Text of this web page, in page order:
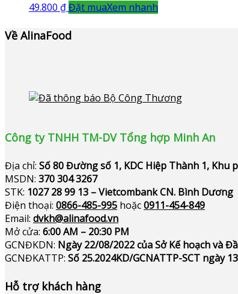
49.800 ₫Đặt muaXem nhanh
Về AlinaFood
Công ty TNHH TM-DV Tổng hợp Minh An
Địa chỉ: Số 80 Đường số 1, KDC Hiệp Thành 1,
MSDN: 370 304 3267
STK: 1027 28 99 13 – Vietcombank CN. Bình Dương
Điện thoại: 0866-485-995 hoặc0911-454-849
Email: dvkh@alinafood.vn
Mở cửa: 6:00 AM – 20:30 PM
GCNĐKDN: Ngày 22/08/2022 của Sở Kế hoạch và
GCNĐKATTP: Số 25.2024KD/GCNATTP-SCT ngày
Hỗ trợ khách hàng